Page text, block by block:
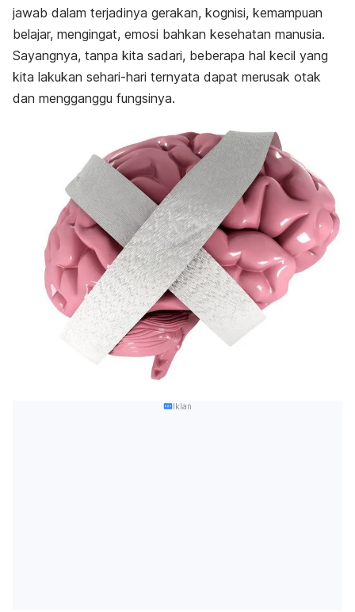
jawab dalam terjadinya gerakan, kognisi, kemampuan
belajar, mengingat, emosi bahkan kesehatan manusia.
Sayangnya, tanpa kita sadari, beberapa hal kecil yang
kita lakukan sehari-hari ternyata dapat merusak otak
dan mengganggu fungsinya.
Iklan